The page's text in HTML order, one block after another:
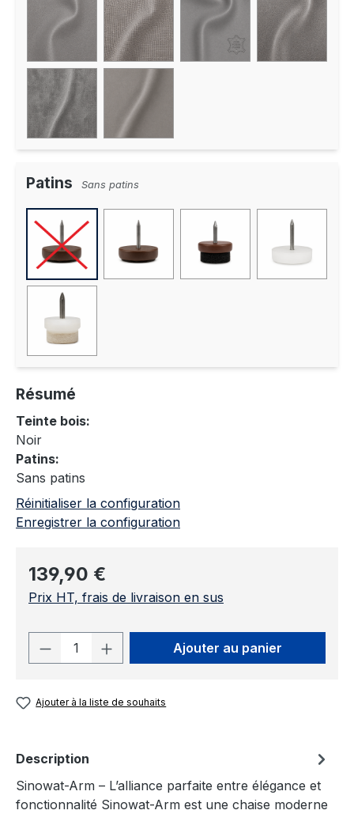
Patins Sans patins
Résumé
Teinte bois:
Noir
Patins:
Sans patins
Réinitialiser la configuration
Enregistrer la configuration
Prix régulier :
139,90 €
Prix HT, frais de livraison en sus
Quantité de produit : Entrez la
Ajouter au panier
Ajouter à la liste de souhaits
Description
Sinowat-Arm – L’alliance parfaite entre élégance et
fonctionnalité Sinowat-Arm est une chaise moderne